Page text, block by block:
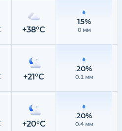
+38°C
15%
0 мм
+21°C
20%
0.1 мм
+20°C
20%
0.4 мм